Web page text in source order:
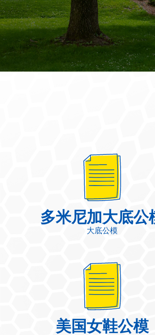
多米尼加大底公
大底公模
美国女鞋公模